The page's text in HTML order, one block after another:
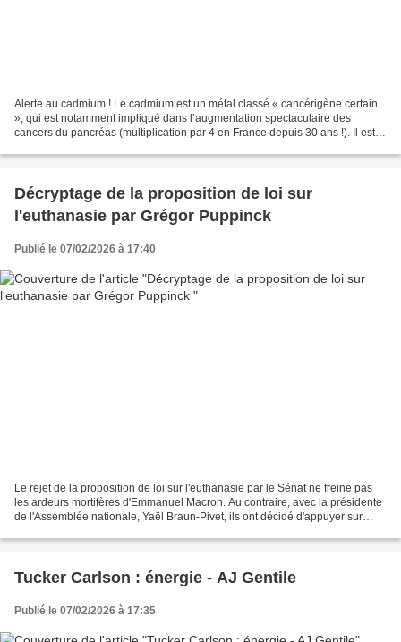
Alerte au cadmium ! Le cadmium est un métal classé « cancérigène certain
», qui est notamment impliqué dans l’augmentation spectaculaire des
cancers du pancréas (multiplication par 4 en France depuis 30 ans !). Il est
Décryptage de la proposition de loi sur
l'euthanasie par Grégor Puppinck
Publié le 07/02/2026 à 17:40
Le rejet de la proposition de loi sur l'euthanasie par le Sénat ne freine pas
les ardeurs mortifères d'Emmanuel Macron. Au contraire, avec la présidente
de l'Assemblée nationale, Yaël Braun-Pivet, ils ont décidé d'appuyer sur
Tucker Carlson : énergie - AJ Gentile
Publié le 07/02/2026 à 17:35